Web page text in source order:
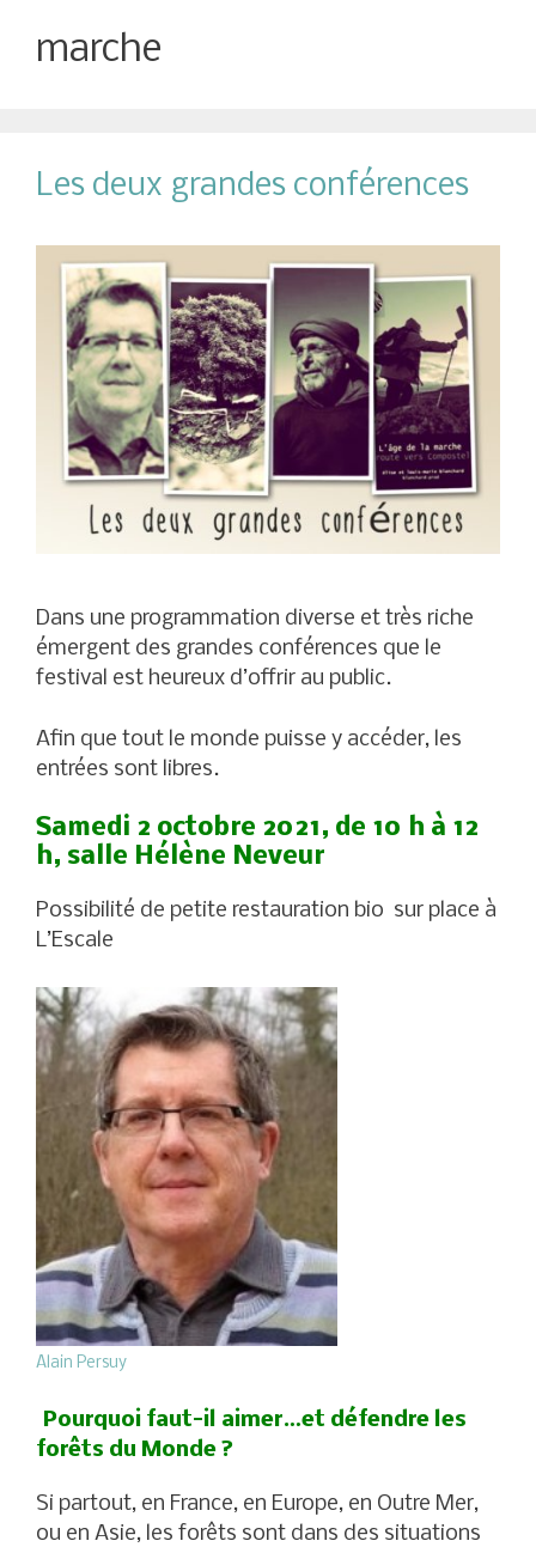
marche
Les deux grandes conférences
Dans une programmation diverse et très riche
émergent des grandes conférences que le
festival est heureux d’offrir au public.
Afin que tout le monde puisse y accéder, les
entrées sont libres.
Samedi 2 octobre 2021, de 10 h à 12
h, salle Hélène Neveur
Possibilité de petite restauration bio sur place à
L’Escale
Alain Persuy
Pourquoi faut-il aimer…et défendre les
forêts du Monde ?
Si partout, en France, en Europe, en Outre Mer,
ou en Asie, les forêts sont dans des situations